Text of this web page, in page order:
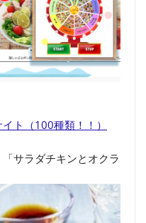
ト（100種類！！）
サラダチキンとオクラ